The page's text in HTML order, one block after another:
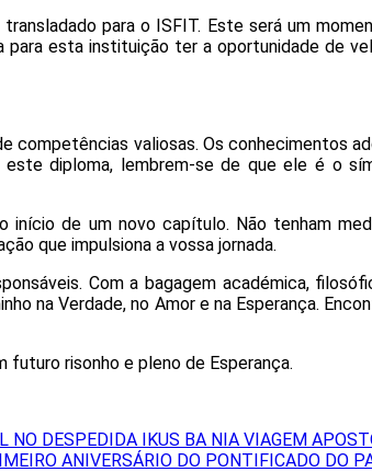
para o ISFIT. Este será um
esta instituição ter a oportunidade de
competências valiosas. Os conhecimentos
diploma, lembrem-se de que ele é o
início de um novo capítulo. Não tenham
que impulsiona a vossa jornada.
Com a bagagem académica,
na Verdade, no Amor e na Esperança.
risonho e pleno de Esperança.
NO DESPEDIDA IKUS BA NIA VIAGEM
ANIVERSÁRIO DO PONTIFICADO DO